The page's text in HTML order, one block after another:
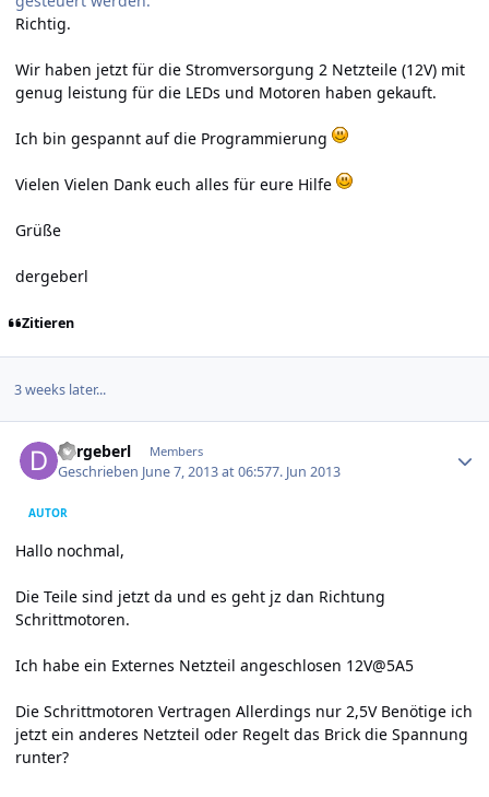
Richtig.
Wir haben jetzt für die Stromversorgung 2 Netzteile (12V) mit
genug leistung für die LEDs und Motoren haben gekauft.
Ich bin gespannt auf die Programmierung
Vielen Vielen Dank euch alles für eure Hilfe
Grüße
dergeberl
Zitieren
3 weeks later...
dergeberl Members
Geschrieben June 7, 2013 at 06:577. Jun 2013
AUTOR
Hallo nochmal,
Die Teile sind jetzt da und es geht jz dan Richtung
Schrittmotoren.
Ich habe ein Externes Netzteil angeschlosen 12V@5A5
Die Schrittmotoren Vertragen Allerdings nur 2,5V Benötige ich
jetzt ein anderes Netzteil oder Regelt das Brick die Spannung
runter?